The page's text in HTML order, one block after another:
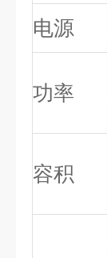
电源
功率
容积